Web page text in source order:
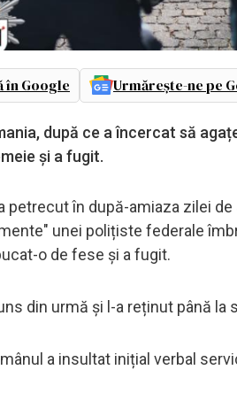
în Google Urmărește-ne pe
după ce a încercat să
și a fugit.
în după-amiaza zilei
unei polițiste federale
o de fese și a fugit.
din urmă și l-a reținut până
a insultat inițial verbal